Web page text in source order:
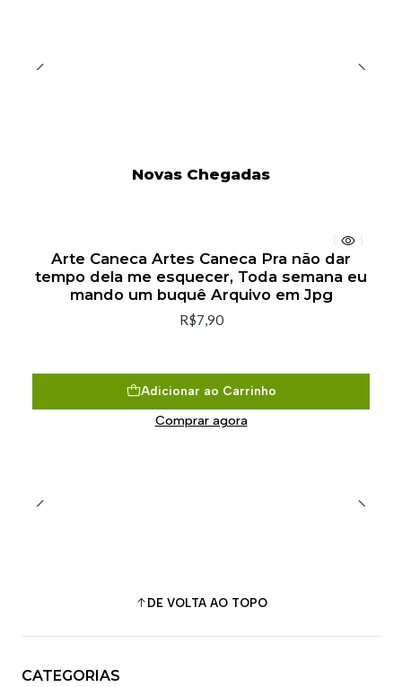
Novas Chegadas
Arte Caneca Artes Caneca Pra não dar
tempo dela me esquecer, Toda semana eu
mando um buquê Arquivo em Jpg
R$7,90
Adicionar ao Carrinho
Comprar agora
DE VOLTA AO TOPO
CATEGORIAS